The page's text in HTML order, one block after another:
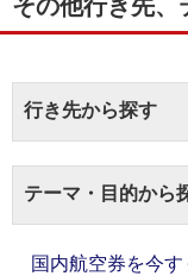
その他行き先、
行き先から探す
テーマ・目的から
国内航空券を今す